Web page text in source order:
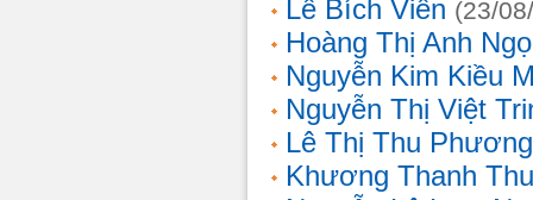
Lê Bích Viên (23/
Hoàng Thị Anh
Nguyễn Kim Kiều
Nguyễn Thị Việt
Lê Thị Thu Phương
Khương Thanh